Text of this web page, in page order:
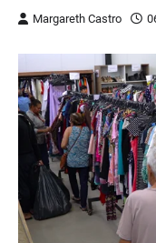
Margareth Castro